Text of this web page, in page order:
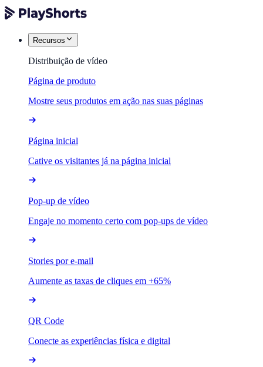
Recursos
Distribuição de vídeo
Página de produto
Mostre seus produtos em ação nas suas páginas
Página inicial
Cative os visitantes já na página inicial
Pop-up de vídeo
Engaje no momento certo com pop-ups de vídeo
Stories por e-mail
Aumente as taxas de cliques em +65%
QR Code
Conecte as experiências física e digital